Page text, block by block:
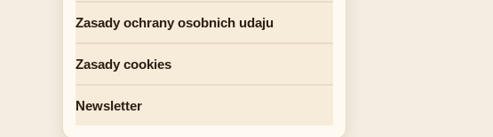
Zasady ochrany osobnich udaju
Zasady cookies
Newsletter